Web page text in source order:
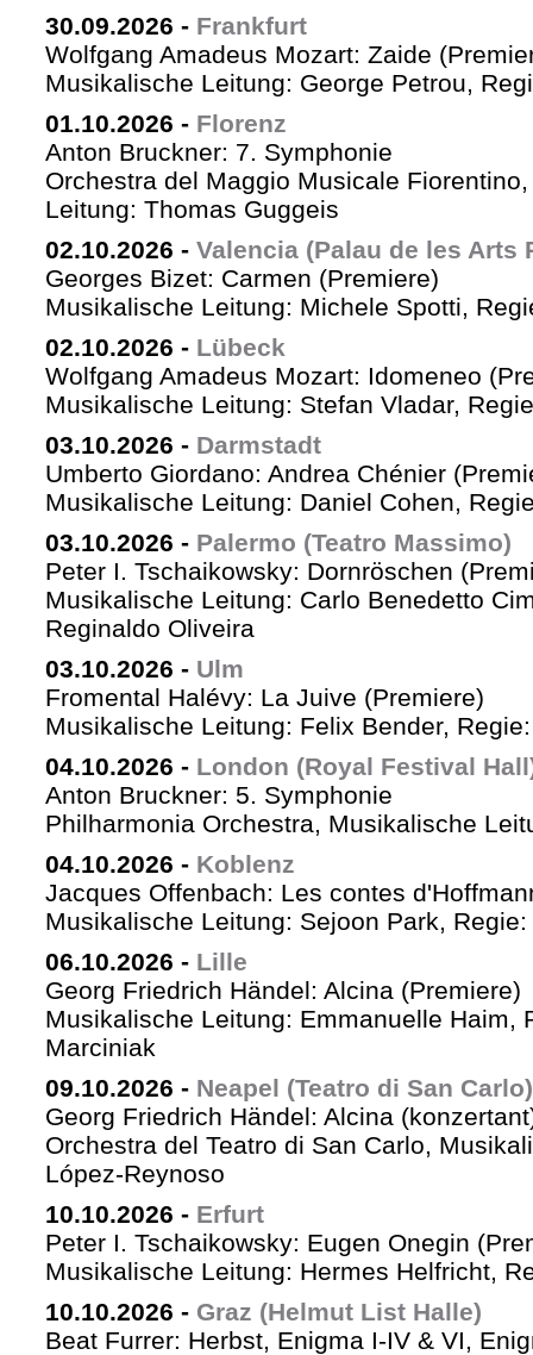
30.09.2026 - Frankfurt
Wolfgang Amadeus Mozart: Zaide
Musikalische Leitung: George Petrou,
01.10.2026 - Florenz
Anton Bruckner: 7. Symphonie
Orchestra del Maggio Musicale
Leitung: Thomas Guggeis
02.10.2026 - Valencia (Palau de les Arts
Georges Bizet: Carmen (Premiere)
Musikalische Leitung: Michele Spotti,
02.10.2026 - Lübeck
Wolfgang Amadeus Mozart: Idomeneo
Musikalische Leitung: Stefan Vladar,
03.10.2026 - Darmstadt
Umberto Giordano: Andrea Chénier
Musikalische Leitung: Daniel Cohen,
03.10.2026 - Palermo (Teatro Massimo)
Peter I. Tschaikowsky: Dornröschen
Musikalische Leitung: Carlo Benedetto
Reginaldo Oliveira
03.10.2026 - Ulm
Fromental Halévy: La Juive (Premiere)
Musikalische Leitung: Felix Bender,
04.10.2026 - London (Royal Festival
Anton Bruckner: 5. Symphonie
Philharmonia Orchestra, Musikalische
04.10.2026 - Koblenz
Jacques Offenbach: Les contes
Musikalische Leitung: Sejoon Park,
06.10.2026 - Lille
Georg Friedrich Händel: Alcina (Premiere)
Musikalische Leitung: Emmanuelle Haim,
Marciniak
09.10.2026 - Neapel (Teatro di San Carlo)
Georg Friedrich Händel: Alcina
Orchestra del Teatro di San Carlo,
López-Reynoso
10.10.2026 - Erfurt
Peter I. Tschaikowsky: Eugen Onegin
Musikalische Leitung: Hermes Helfricht,
10.10.2026 - Graz (Helmut List Halle)
Beat Furrer: Herbst, Enigma I-IV & VI,